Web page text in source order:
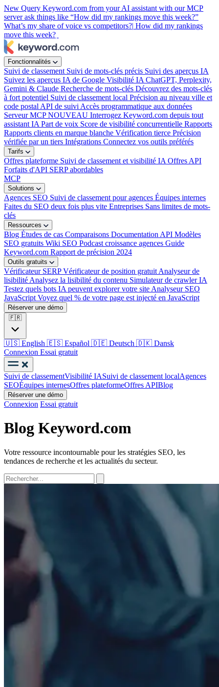
New Query Keyword.com from your AI assistant with our MCP
server ask things like “How did my rankings move this week?”
What’s my share of voice vs competitors?| How did my rankings
move this week?
Fonctionnalités
Suivi de classement Suivi de mots-clés précis Suivi des aperçus IA
Suivez les aperçus IA de Google Visibilité IA ChatGPT, Perplexity,
Gemini & Claude Recherche de mots-clés Découvrez des mots-clés
à fort potentiel Suivi de classement local Précision au niveau ville et
code postal API de suivi Accès programmatique aux données
Serveur MCPNOUVEAU Interrogez Keyword.com depuis tout
assistant IA Part de voix Score de visibilité concurrentielle Rapports
Rapports clients en marque blanche Vérification tierce Précision
vérifiée par un tiers Intégrations Connectez vos outils préférés
Tarifs
Offres plateforme Suivi de classement et visibilité IA Offres API
Forfaits d'API SERP abordables
MCP
Solutions
Agences SEO Suivi de classement pour agences Équipes internes
Faites du SEO deux fois plus vite Entreprises Sans limites de mots-
clés
Ressources
Blog Études de cas Comparaisons Documentation API Modèles
SEO gratuits Wiki SEO Podcast croissance agences Guide
Keyword.com Rapport de précision 2024
Outils gratuits
Vérificateur SERPVérificateur de position gratuit Analyseur de
lisibilité Analysez la lisibilité du contenu Simulateur de crawler IA
Testez quels bots IA peuvent explorer votre site Analyseur SEO
JavaScript Voyez quel % de votre page est injecté en JavaScript
Réserver une démo
🇫🇷
🇺🇸 English 🇪🇸 Español 🇩🇪 Deutsch 🇩🇰 Dansk
Connexion Essai gratuit
Suivi de classementVisibilité IASuivi de classement localAgences
SEOÉquipes internesOffres plateformeOffres APIBlog
Réserver une démo
Connexion Essai gratuit
Blog Keyword.com
Votre ressource incontournable pour les stratégies SEO, les
tendances de recherche et les actualités du secteur.